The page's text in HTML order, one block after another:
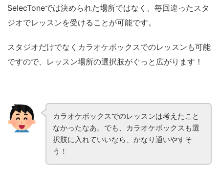
SelecToneでは決められた場所ではなく、毎回違ったスタ
ジオでレッスンを受けることが可能です。
スタジオだけでなくカラオケボックスでのレッスンも可能
ですので、レッスン場所の選択肢がぐっと広がります！
カラオケボックスでのレッスンは考えたこと
なかったなあ。でも、カラオケボックスも選
択肢に入れていいなら、かなり通いやすそ
う！